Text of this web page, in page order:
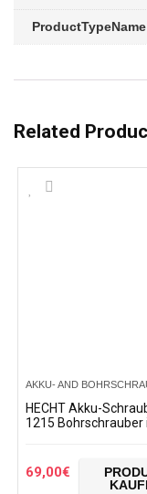
ProductTypeName
Related
AKKU- AND
HECHT Akku-
1215 Bohrschrauber
69,00€